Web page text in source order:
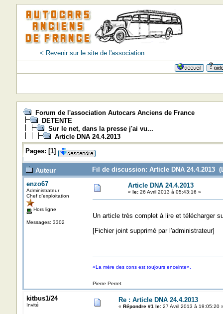
< Revenir sur le site de l'association
Forum de l'association Autocars Anciens de France
DETENTE
Sur le net, dans la presse j'ai vu...
Article DNA 24.4.2013
Pages: [1]
Auteur
Fil de discussion: Article DNA 24.4.2013
enzo67
Administrateur
Chef d'exploitation
Hors ligne
Messages: 3302
Article DNA 24.4.2013
« le:26 Avril 2013 à 05:43:16 »
Un article très complet à lire et télécharger
[Fichier joint supprimé par l'administrateur]
«La mère des cons est toujours enceinte».
Pierre Perret
kitbus1/24
Invité
Re : Article DNA 24.4.2013
« Répondre #1 le:27 Avril 2013 à 19:05:20